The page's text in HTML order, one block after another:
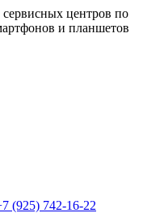
центров по
и планшетов
(925) 742-16-22